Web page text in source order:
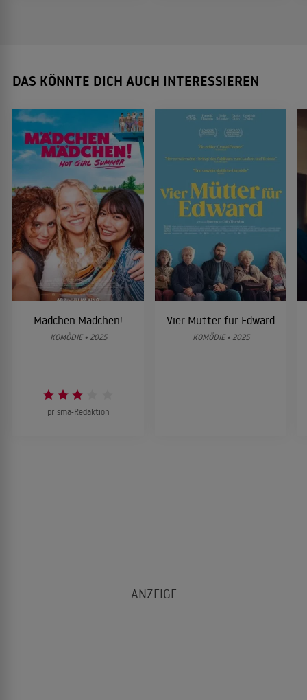
DAS KÖNNTE DICH AUCH INTERESSIEREN
Mädchen Mädchen!
KOMÖDIE • 2025
prisma-Redaktion
Vier Mütter für Edward
KOMÖDIE • 2025